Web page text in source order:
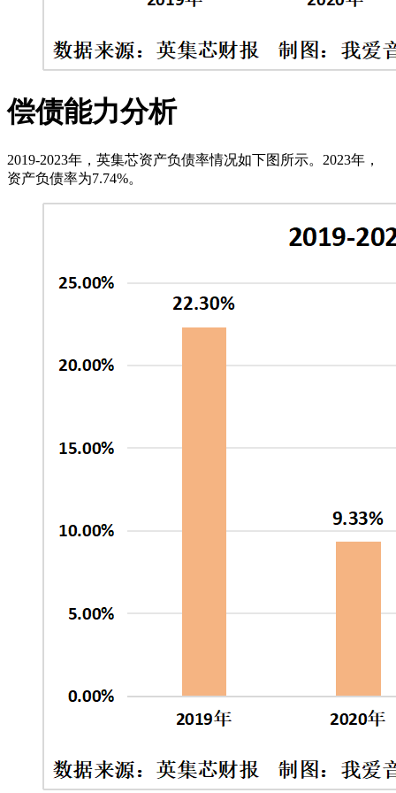
偿债能力分析
2019-2023年，英集芯资产负债率情况如下图所示。2023年，
资产负债率为7.74%。